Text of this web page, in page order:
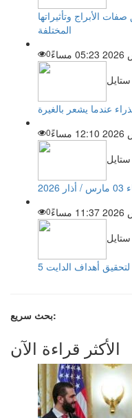
الأبراج وتأثيراتها
المختلفة
0
عندما يشعر بالغيرة
0
0
أهداف الدايت
بحث سريع:
الأكثر قراءة الآن